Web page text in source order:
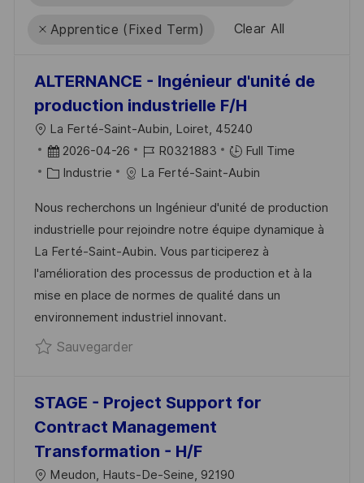
Apprentice (Fixed Term) Clear All
results
updated
result
found
ALTERNANCE - Ingénieur d'unité de
production industrielle F/H
L
O
C
L
I
S
A
T
I
O
La Ferté-Saint-Aubin, Loiret, 45240
D
A
E
D
’
A
F
F
I
A
G
E
2026-04-26
R
É
É
R
E
N
C
E
O
S
T
E
R0321883
Full Time
C
T
É
G
O
R
I
E
Industrie La Ferté-Saint-Aubin
Nous recherchons un Ingénieur d'unité de production
industrielle pour rejoindre notre équipe dynamique à
La Ferté-Saint-Aubin. Vous participerez à
l'amélioration des processus de production et à la
mise en place de normes de qualité dans un
environnement industriel innovant.
SauvegarderSauvegarder ALTERNANCE -
STAGE - Project Support for
Contract Management
Transformation - H/F
L
Meudon, Hauts-De-Seine, 92190